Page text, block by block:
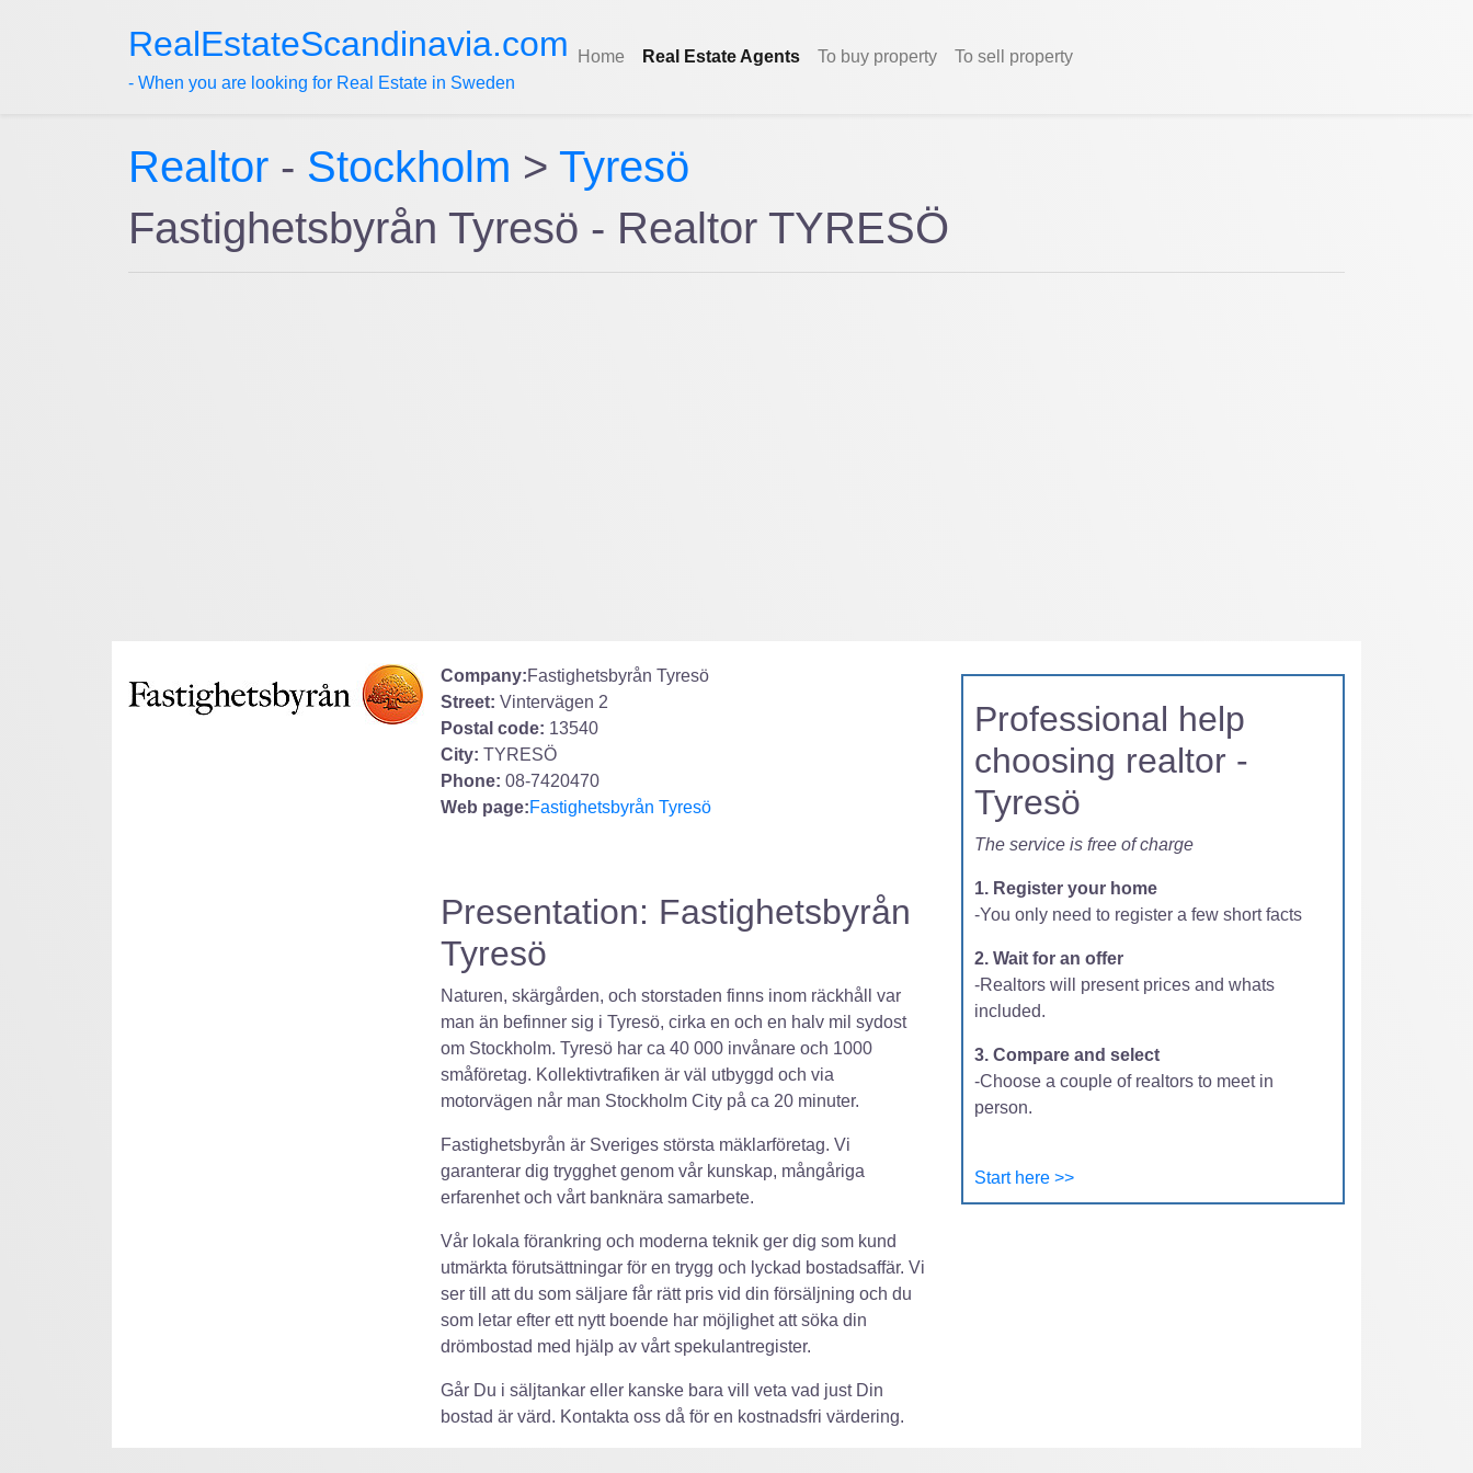
RealEstateScandinavia.com
- When you are looking for Real Estate in Sweden
Home Real Estate Agents To buy property To sell property
Realtor - Stockholm > Tyresö
Fastighetsbyrån Tyresö - Realtor TYRESÖ
Company:Fastighetsbyrån Tyresö
Street: Vintervägen 2
Postal code: 13540
City: TYRESÖ
Phone: 08-7420470
Web page:Fastighetsbyrån Tyresö
Presentation: Fastighetsbyrån
Tyresö
Naturen, skärgården, och storstaden finns inom räckhåll var
man än befinner sig i Tyresö, cirka en och en halv mil sydost
om Stockholm. Tyresö har ca 40 000 invånare och 1000
småföretag. Kollektivtrafiken är väl utbyggd och via
motorvägen når man Stockholm City på ca 20 minuter.
Fastighetsbyrån är Sveriges största mäklarföretag. Vi
garanterar dig trygghet genom vår kunskap, mångåriga
erfarenhet och vårt banknära samarbete.
Vår lokala förankring och moderna teknik ger dig som kund
utmärkta förutsättningar för en trygg och lyckad bostadsaffär. Vi
ser till att du som säljare får rätt pris vid din försäljning och du
som letar efter ett nytt boende har möjlighet att söka din
drömbostad med hjälp av vårt spekulantregister.
Går Du i säljtankar eller kanske bara vill veta vad just Din
bostad är värd. Kontakta oss då för en kostnadsfri värdering.
Professional help
choosing realtor -
Tyresö
The service is free of charge
1. Register your home
-You only need to register a few short facts
2. Wait for an offer
-Realtors will present prices and whats
included.
3. Compare and select
-Choose a couple of realtors to meet in
person.
Start here >>